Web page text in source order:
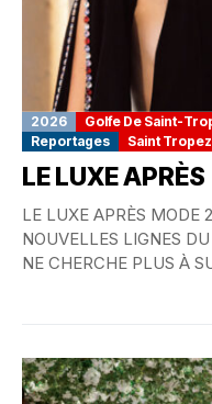
2026 Golfe De Saint-
Reportages
Saint Tropez
LE LUXE APRÈS
LE LUXE APRÈS MODE
NOUVELLES LIGNES
NE CHERCHE PLUS À